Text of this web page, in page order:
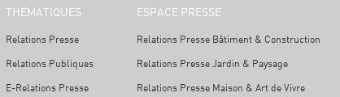
THÉMATIQUES
Relations Presse
Relations Publiques
E-Relations Presse
ESPACE PRESSE
Relations Presse Bâtiment & Construction
Relations Presse Jardin & Paysage
Relations Presse Maison & Art de Vivre